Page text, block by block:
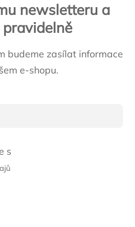
newsletteru a
budeme zasílat informace
e-shopu.
s